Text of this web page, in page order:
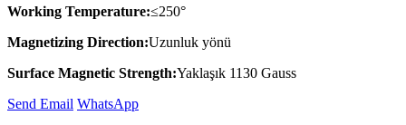
Working Temperature:≤250°
Magnetizing Direction:Uzunluk yönü
Surface Magnetic Strength:Yaklaşık 1130 Gauss
Send Email Whats​App